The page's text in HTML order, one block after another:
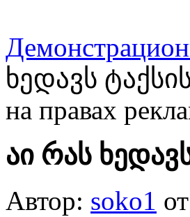
ხედავს
на правах
აი რას
Автор: soko1 от